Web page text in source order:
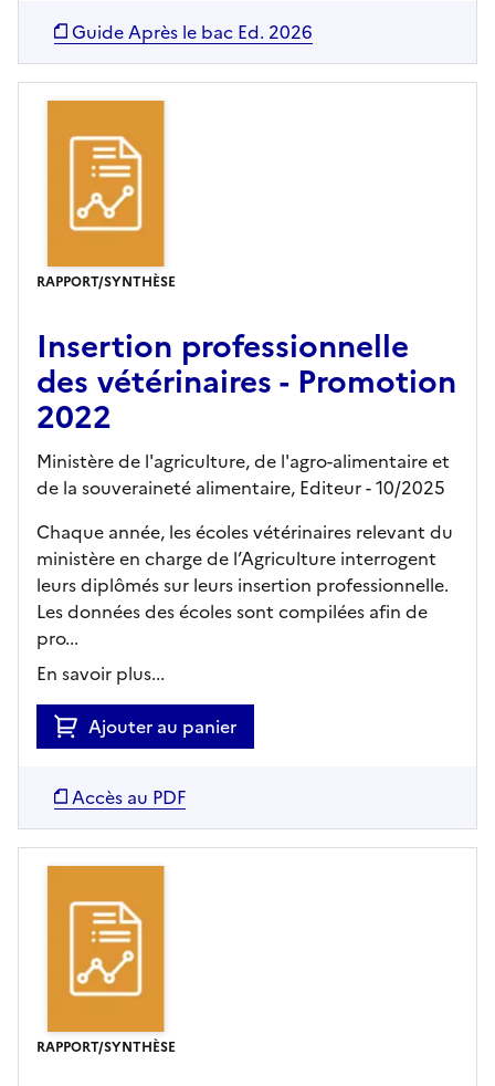
Guide Après le bac Ed. 2026
RAPPORT/SYNTHÈSE
Insertion professionnelle
des vétérinaires - Promotion
2022
Ministère de l'agriculture, de l'agro-alimentaire et
de la souveraineté alimentaire, Editeur- 10/2025
Chaque année, les écoles vétérinaires relevant du
ministère en charge de l’Agriculture interrogent
leurs diplômés sur leurs insertion professionnelle.
Les données des écoles sont compilées afin de
pro...
En savoir plus...
Ajouter au panier
Accès au PDF
RAPPORT/SYNTHÈSE